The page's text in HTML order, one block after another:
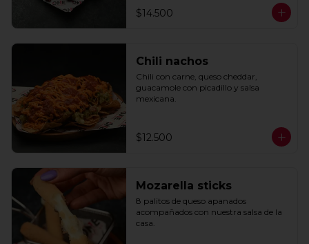
$14.500
Chili nachos
Chili con carne, queso cheddar,
guacamole con picadillo y salsa
mexicana.
$12.500
Mozarella sticks
8 palitos de queso apanados
acompañados con nuestra salsa de la
casa.